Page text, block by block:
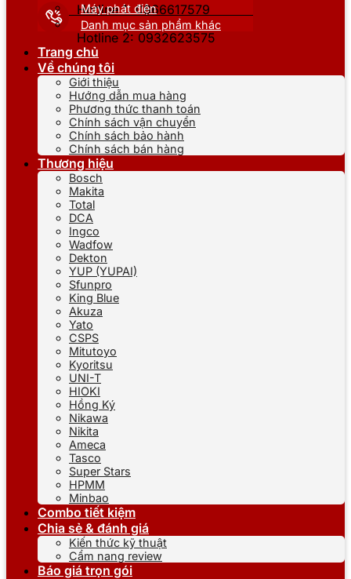
Hotline 1: 0866617579
Hotline 2: 0932623575
Máy phát điện
Danh mục sản phẩm khác
Trang chủ
Về chúng tôi
Giới thiệu
Hướng dẫn mua hàng
Phương thức thanh toán
Chính sách vận chuyển
Chính sách bảo hành
Chính sách bán hàng
Thương hiệu
Bosch
Makita
Total
DCA
Ingco
Wadfow
Dekton
YUP (YUPAI)
Sfunpro
King Blue
Akuza
Yato
CSPS
Mitutoyo
Kyoritsu
UNI-T
HIOKI
Hồng Ký
Nikawa
Nikita
Ameca
Tasco
Super Stars
HPMM
Minbao
Combo tiết kiệm
Chia sẻ & đánh giá
Kiến thức kỹ thuật
Cẩm nang review
Báo giá trọn gói